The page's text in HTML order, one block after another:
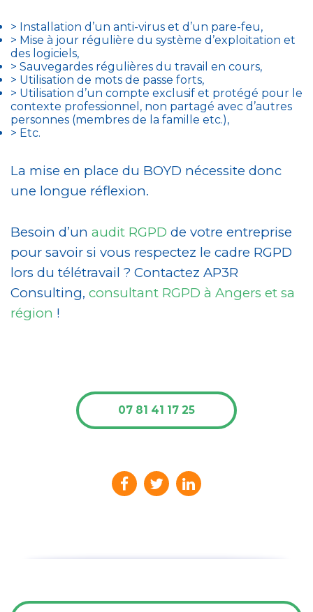
> Installation d’un anti-virus et d’un pare-feu,
> Mise à jour régulière du système d’exploitation et
des logiciels,
> Sauvegardes régulières du travail en cours,
> Utilisation de mots de passe forts,
> Utilisation d’un compte exclusif et protégé pour le
contexte professionnel, non partagé avec d’autres
personnes (membres de la famille etc.),
> Etc.
La mise en place du BOYD nécessite donc
une longue réflexion.
Besoin d’un audit RGPD de votre entreprise
pour savoir si vous respectez le cadre RGPD
lors du télétravail ? Contactez AP3R
Consulting, consultant RGPD à Angers et sa
région !
07 81 41 17 25